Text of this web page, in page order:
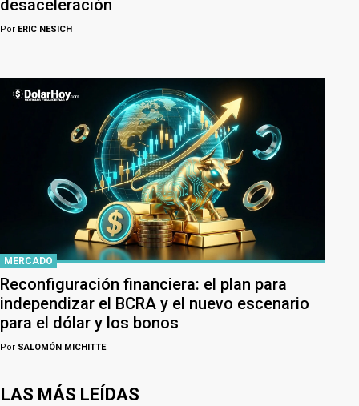
desaceleración
Por ERIC NESICH
MERCADO
Reconfiguración financiera: el plan para
independizar el BCRA y el nuevo escenario
para el dólar y los bonos
Por SALOMÓN MICHITTE
LAS MÁS LEÍDAS